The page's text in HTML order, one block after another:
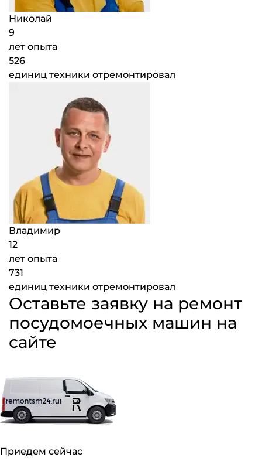
Николай
9
лет опыта
526
единиц техники отремонтировал
Владимир
12
лет опыта
731
единиц техники отремонтировал
Оставьте заявку на ремонт
посудомоечных машин на
сайте
Приедем сейчас